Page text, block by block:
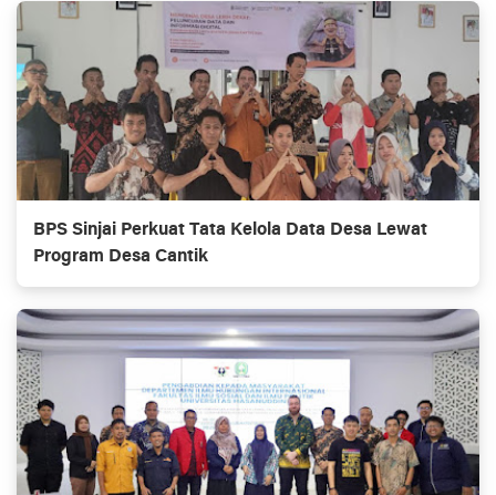
BPS Sinjai Perkuat Tata Kelola Data Desa Lewat
Program Desa Cantik